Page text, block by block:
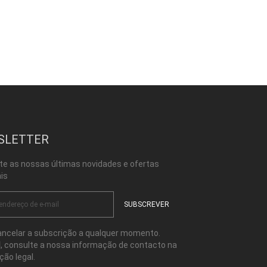
as nossas últimas novidades e ofertas
a subscrição a qualquer momento.
consulte a nossa informação de contacto na
legal.